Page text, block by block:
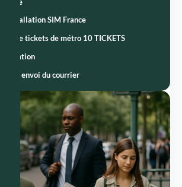
installation SIM France
de tickets de métro 10 TICKETS
+ envoi du courrier